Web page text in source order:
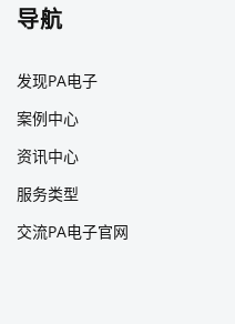
导航
发现PA电子
案例中心
资讯中心
服务类型
交流PA电子官网